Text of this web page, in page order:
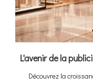
Découvrez la